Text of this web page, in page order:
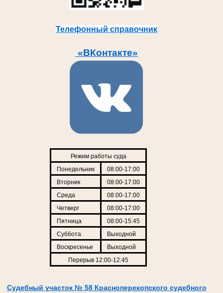
Телефонный справочник
«ВКонтакте»
Режим работы суда
Понедельник
08:00-17:00
Вторник
08:00-17:00
Среда
08:00-17:00
Четверг
08:00-17:00
Пятница
08:00-15:45
Суббота
Выходной
Воскресенье
Выходной
Перерыв 12:00-12:45
Судебный участок № 58 Красноперекопского судебного